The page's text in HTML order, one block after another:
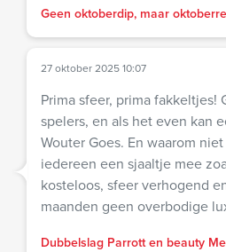
Geen oktoberdip, maar
27 oktober 2025 10:07
Prima sfeer, prima fakkeltjes!
spelers, en als het even kan
Wouter Goes. En waarom
iedereen een sjaaltje mee
kosteloos, sfeer verhogend
maanden geen overbodige
Dubbelslag Parrott en beauty